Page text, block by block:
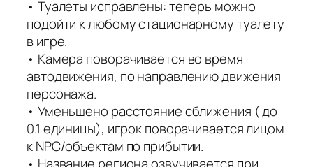
• Туалеты исправлены: теперь можно
подойти к любому стационарному туалету
в игре.
• Камера поворачивается во время
автодвижения, по направлению движения
персонажа.
• Уменьшено расстояние сближения ( до
0.1 единицы), игрок поворачивается лицом
к NPC/объектам по прибытии.